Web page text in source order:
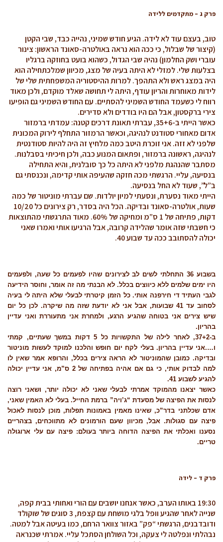
פרק ג – מתקדמים ללידה
טוב, בעצם עוד לא לידה. הגיע חודש שמיני, נהייה כבד, שבי הקטן
(קיצור של שבלול, כי ככה הוא נראה באולטרה-סאונד הראשון: צינור
עוברי ושק החלמון) נהיה שבי הגדול, כשהוא בועט בחוזקה ברגליו
בצלעות שלי. למזלי לא היתה בעיה של מצג, מכיוון שמלכתחילה הוא
היה במצג ראש ולא התהפך. למרות ההיסטוריה המשפחתית שלי של
לידות מאוחרות והריון עודף, היתה לי תחושה שאלד מוקדם, ולכן מאוד
רווח לי כשעמד החודש השמיני להסתיים. עם החודש השמיני גם הופיעו
צירי ברקסטון, אבל הם היו בודדים ולא סדירים.
כאשר הייתי ב-35+6, עברתי תאונת דרכים קטנה: עמדתי ברמזור
אדום מאחורי סטודנט לנהיגה, וכאשר הרמזור התחלף לירוק המכונית
שלפני לא זזה. אני זוכרת היטב כמה מלחיץ זה היה להיות סטודנטית
לנהיגה, ראשונה ברמזור, ופתאום המנוע כבה, ולכן חיכיתי בסבלנות.
מסתבר שהנהגת מלפני לא היתה כל כך סובלנית, והיא התחילה
בנסיעה, עליי. הרגשתי מכה חזקה שהעיפה אותי קדימה, ונכנסתי גם
ב”ל”, שעוד לא החל בנסיעה.
הייתי מאוד נסערת, ונסעתי למיון יולדות. שם עברתי מוניטור של כמה
שעות, אולטרה-סאונד ובדיקה. הכל היה בסדר, רק צירונים כל 10/20
דקות, פתיחה של 1 ס”מ ומחיקה של 60%. מאוד התרגשתי מהתוצאות
כי חשבתי שזה אומר שהלידה קרובה, אבל הרגיעו אותי ואמרו שאני
יכולה להסתובב ככה עד שבוע 40.
בשבוע 36 התחלתי לשים לב לצירונים שהיו לפעמים כל שעה, ולפעמים
היו ימים שלמים ללא כיווצים בכלל. לא הבנתי מה זה אומר, וחוסר הידיעה
לגבי העתיד די חירפנה אותי. כל הזמן קיטרתי לבעלי שלא היתה לי בעיה
לסחוב עד 41 שבועות, אבל אני לא יודעת שזה מה שיקרה. לכן כל יום
שיש צירים אני בטוחה שהגיע הרגע, ולמחרת אני מתעוררת ואני עדיין
בהריון.
ב-37+2, לאחר לילה של התקשויות כל 5 דקות במשך שעתיים, קמתי
ו….אני עדיין בהריון. בעלי לקח יום חופש והלכנו למוקד לעשות מוניטור
ובדיקה. כמובן שהמוניטור לא הראה צירים בכלל, והרופא אמר שאין לו
למה לבדוק אותי, כי גם אם אהיה בפתיחה של 2 ס”מ, אני עדיין יכולה
להגיע לשבוע 41.
כאשר יצאנו מהמוקד אמרתי לבעלי שאני לא יכולה יותר, ושאני רוצה
לנסות את הפיצה של מסעדת “ג’ויה” ברמת החייל. בעלי לא האמין שאני,
אדם שכלתני בדר”כ, שאינו מאמין באמונות תפלות, מוכן לנסות לאכול
פיצה עם סגולות. אבל, מכיוון שעם הורמונים לא מתווכחים, בצהריים
נסענו ואכלתי את הפיצה הדוחה ביותר בעולם: פיצה עם עלי ארוגולה
טריים.
פרק ד – לידה
19:30 באותו הערב, כאשר אנחנו יושבים עם הורי ואחותי בבית קפה,
שנייה לאחר שהגיע וופל בלגי מושחת עם קצפת, 3 סוגים של שוקולד
ודובדבנים, הרגשתי “פק” באזור צוואר הרחם, כמו בעיטה אבל למטה.
נבהלתי ונפלטה לי צעקה, וכל השולחן הסתכל עליי. אמרתי שכנראה